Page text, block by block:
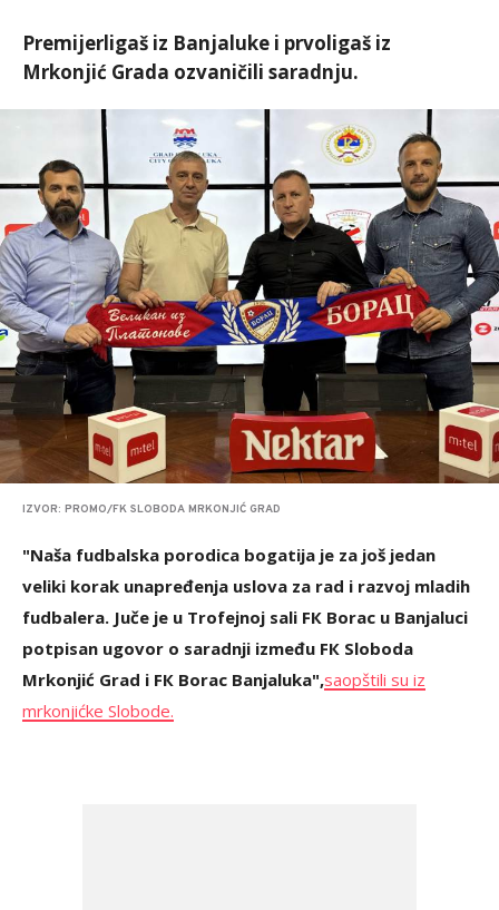
Premijerligaš iz Banjaluke i prvoligaš iz
Mrkonjić Grada ozvaničili saradnju.
IZVOR: PROMO/FK SLOBODA MRKONJIĆ GRAD
"Naša fudbalska porodica bogatija je za još jedan
veliki korak unapređenja uslova za rad i razvoj mladih
fudbalera. Juče je u Trofejnoj sali FК Borac u Banjaluci
potpisan ugovor o saradnji između FК Sloboda
Mrkonjić Grad i FК Borac Banjaluka",saopštili su iz
mrkonjićke Slobode.